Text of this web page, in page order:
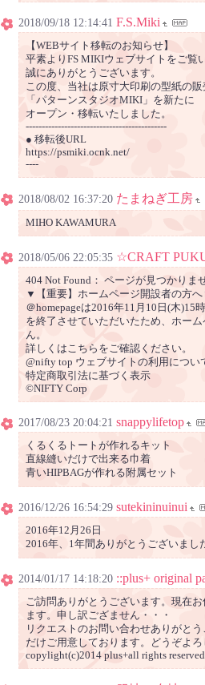
2018/09/18 12:14:41 F.S.Miki
【WEBサイト移転のお知らせ】
平素よりFS MIKIウェブサイトをご覧
誠にありがとうございます。
この度、当社は原寸大印刷の型紙の
「パターンスタジオMIKI」を新たに
オープン・移転いたしました。
--------------------------------------------
● 移転後URL
https://psmiki.ocnk.net/
----
2018/08/02 16:37:20 たまねぎ工房
MIHO KAWAMURA
2018/05/06 22:05:35 ☆CRAFT
404 Not Found： ページが見つかりま
▼【重要】ホームページ開設者の方
＠homepageは2016年11月10日(木)15
を終了させていただいたため、ホー
ん。
詳しくはこちらをご確認ください。
@nifty top ウェブサイトの利用につい
特定商取引法に基づく表示
©NIFTY Corp
2017/08/23 20:04:21 snappylifetop
くるくるトートが作れるキット
直線縫いだけで出来る巾着
青いHIPBAGが作れる附属セット
2016/12/26 16:54:29 sutekininuinui
2016年12月26日
2016年、1年間ありがとうございまし
2014/01/17 14:18:20 ::plus+ original
ご訪問ありがとうございます。現在
ます。申し訳ござません・・・
リクエストのお問い合わせありがと
だけご用意しております。どうぞよ
copylight(c)2014 plus+all rights